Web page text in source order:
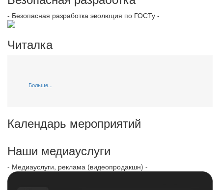
- Безопасная разработка эволюция по ГОСТу -
Читалка
Больше...
Календарь мероприятий
Наши медиауслуги
- Медиауслуги, реклама (видеопродакшн) -